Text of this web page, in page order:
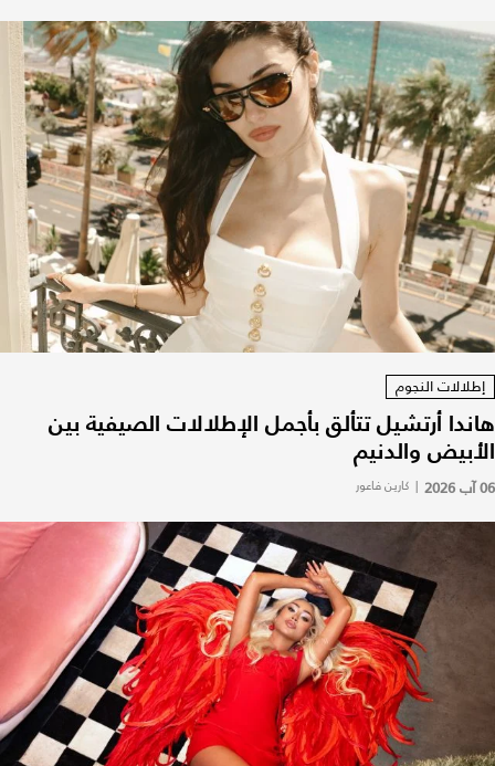
إطلالات النجوم
هاندا أرتشيل تتألق بأجمل الإطلالات الصيفية بين
الأبيض والدنيم
06 آب 2026 | كارين فاعور